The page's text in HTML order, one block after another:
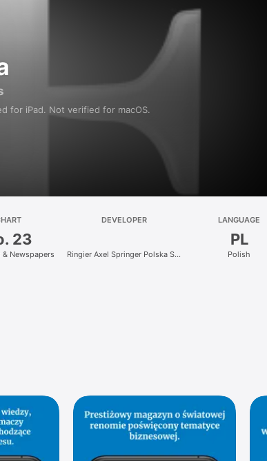
for iPad. Not verified for macOS.
23
& Newspapers
DEVELOPER
Ringier Axel Springer Polska Sp.
LANGUAGE
PL
Polish